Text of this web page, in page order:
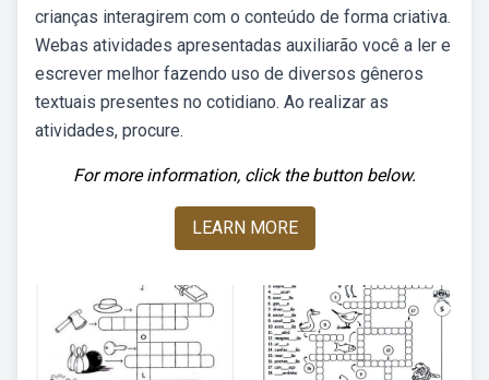
crianças interagirem com o conteúdo de forma criativa.
Webas atividades apresentadas auxiliarão você a ler e
escrever melhor fazendo uso de diversos gêneros
textuais presentes no cotidiano. Ao realizar as
atividades, procure.
For more information, click the button below.
LEARN MORE